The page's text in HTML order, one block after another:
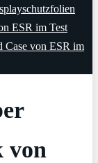
ESR im Test
Case von ESR im
von